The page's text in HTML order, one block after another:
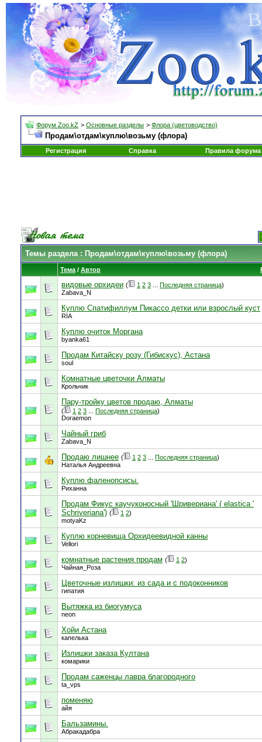
Форум Zoo.kZ > Основные разделы > Флора (цветоводство)
Продам\отдам\куплю\возьму (флора)
Регистрация Справка Правила форума
Темы раздела: Продам\отдам\куплю\возьму (флора)
Тема / Автор
видовые орхидеи ( 1 2 3 Последняя страница)
Zabava_N
Куплю Спатифиллум Пикассо детки или взрослый куст
RIA
Куплю очиток Моргана
byanka61
Продам Китайску розу (Гибискус), Астана
soul
Комнатные цветочки Алматы
Крольчик
Пару-тройку цветов продаю, Алматы
( 1 2 3 Последняя страница)
Doraemon
Чайный гриб
Zabava_N
Продаю лишнее ( 1 2 3 Последняя страница)
Наталья Андреевна
Куплю фаленопсисы.
Риханна
Продам Фикус каучуконосный 'Шривериана' ( elastica '
Schriveriana') ( 1 2)
motyaKz
Куплю корневища Орхидеевидной канны
Vellori
комнатные растения продам ( 1 2)
Чайная_Роза
Цветочные излишки: из сада и с подоконников
гипатия
Вытяжка из биогумуса
neon
Хойи Астана
капелька
Излишки заказа Култана
комарики
Продам саженцы лавра благородного
ta_vps
поменяю
айя
Бальзамины.
Абракадабра